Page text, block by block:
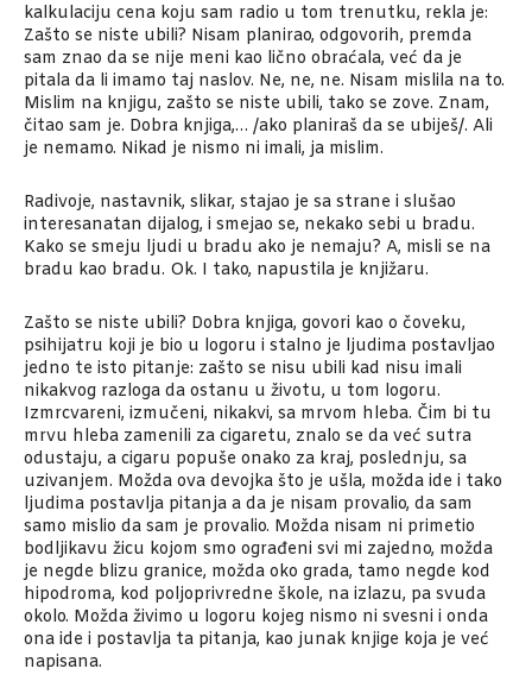
kalkulaciju cena koju sam radio u tom trenutku, rekla je:
Zašto se niste ubili? Nisam planirao, odgovorih, premda
sam znao da se nije meni kao lično obraćala, već da je
pitala da li imamo taj naslov. Ne, ne, ne. Nisam mislila na to.
Mislim na knjigu, zašto se niste ubili, tako se zove. Znam,
čitao sam je. Dobra knjiga,… /ako planiraš da se ubiješ/. Ali
je nemamo. Nikad je nismo ni imali, ja mislim.
Radivoje, nastavnik, slikar, stajao je sa strane i slušao
interesanatan dijalog, i smejao se, nekako sebi u bradu.
Kako se smeju ljudi u bradu ako je nemaju? A, misli se na
bradu kao bradu. Ok. I tako, napustila je knjižaru.
Zašto se niste ubili? Dobra knjiga, govori kao o čoveku,
psihijatru koji je bio u logoru i stalno je ljudima postavljao
jedno te isto pitanje: zašto se nisu ubili kad nisu imali
nikakvog razloga da ostanu u životu, u tom logoru.
Izmrcvareni, izmučeni, nikakvi, sa mrvom hleba. Čim bi tu
mrvu hleba zamenili za cigaretu, znalo se da već sutra
odustaju, a cigaru popuše onako za kraj, poslednju, sa
uzivanjem. Možda ova devojka što je ušla, možda ide i tako
ljudima postavlja pitanja a da je nisam provalio, da sam
samo mislio da sam je provalio. Možda nisam ni primetio
bodljikavu žicu kojom smo ograđeni svi mi zajedno, možda
je negde blizu granice, možda oko grada, tamo negde kod
hipodroma, kod poljoprivredne škole, na izlazu, pa svuda
okolo. Možda živimo u logoru kojeg nismo ni svesni i onda
ona ide i postavlja ta pitanja, kao junak knjige koja je već
napisana.